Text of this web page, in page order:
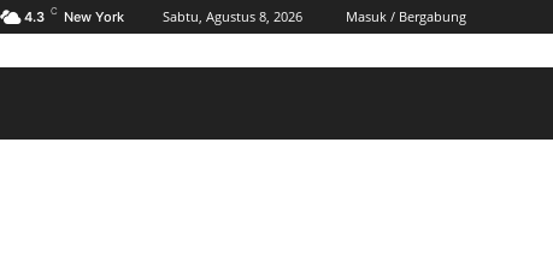
4.3 C New York Sabtu, Agustus 8, 2026
Masuk / Bergabung